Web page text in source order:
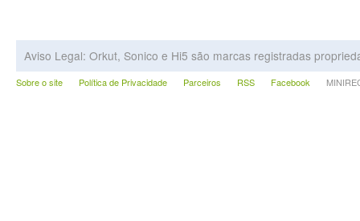
Aviso Legal: Orkut, Sonico e Hi5 são marcas registradas
Sobre o site Política de Privacidade Parceiros RSS Facebook